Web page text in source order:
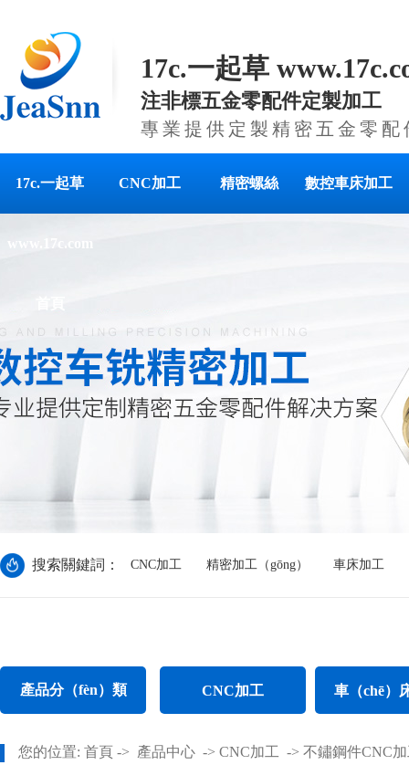
17c.一起草
注非標五金零配件定製加工
專業提供定製精密五金零
17c.一起草
www.17c.com
CNC加工 精密螺絲 數控車床加工
搜索關鍵詞： CNC加工 精密加工（gōng） 車床加工
產品分（fèn）類 CNC加工 車（chē）
您的位置: 首頁 -> 產品中心 -> CNC加工 -> 不鏽鋼件CNC